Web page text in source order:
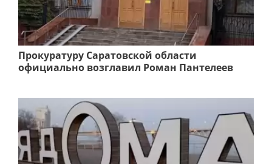
Прокуратуру Саратовской области
официально возглавил Роман Пантелеев